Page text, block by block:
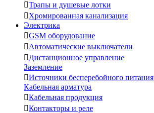
Трапы и душевые лотки
Хромированная канализация
Электрика
GSM оборудование
Автоматические выключатели
Дистанционное управление
Заземление
Источники бесперебойного питания
Кабельная арматура
Кабельная продукция
Контакторы и реле